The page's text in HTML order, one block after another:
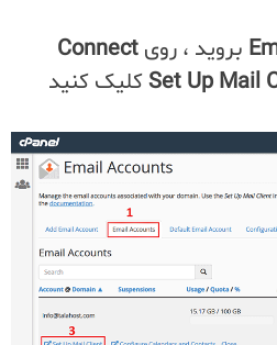
بروید ، روی Connect
Set Up Mailکلیک کنید